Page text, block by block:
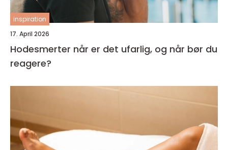
inspiration
17. April 2026
Hodesmerter når er det ufarlig, og når bør du
reagere?